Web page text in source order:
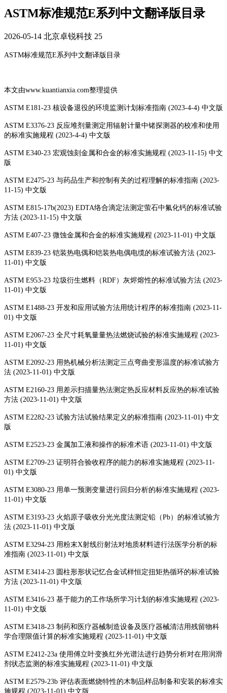
ASTM标准规范E系列中文翻译版目录
2026-05-14 北京卓锐科技 25
ASTM标准规范E系列中文翻译版目录
本文由www.kuantianxia.com整理提供
ASTM E181-23 核设备退役的环境监测计划标准指南 (2023-4-4) 中文版
ASTM E3376-23 反应堆剂量测定用辐射计量中锗探测器的校准和使用
的标准实施规程 (2023-4-4) 中文版
ASTM E340-23 宏观蚀刻金属和合金的标准实施规程 (2023-11-15) 中文
版
ASTM E2475-23 与药品生产和控制有关的过程理解的标准指南 (2023-
11-15) 中文版
ASTM E815-17b(2023) EDTA络合滴定法测定萤石中氟化钙的标准试验
方法 (2023-11-15) 中文版
ASTM E407-23 微蚀金属和合金的标准实施规程 (2023-11-01) 中文版
ASTM E839-23 铠装热电偶和铠装热电偶电缆的标准试验方法 (2023-
11-01) 中文版
ASTM E953-23 垃圾衍生燃料（RDF）灰烬熔性的标准试验方法 (2023-
11-01) 中文版
ASTM E1488-23 开发和应用试验方法用统计程序的标准指南 (2023-11-
01) 中文版
ASTM E2067-23 全尺寸耗氧量量热法燃烧试验的标准实施规程 (2023-
11-01) 中文版
ASTM E2092-23 用热机械分析法测定三点弯曲变形温度的标准试验方
法 (2023-11-01) 中文版
ASTM E2160-23 用差示扫描量热法测定热反应材料反应热的标准试验
方法 (2023-11-01) 中文版
ASTM E2282-23 试验方法试验结果定义的标准指南 (2023-11-01) 中文
版
ASTM E2523-23 金属加工液和操作的标准术语 (2023-11-01) 中文版
ASTM E2709-23 证明符合验收程序的能力的标准实施规程 (2023-11-
01) 中文版
ASTM E3080-23 用单一预测变量进行回归分析的标准实施规程 (2023-
11-01) 中文版
ASTM E3193-23 火焰原子吸收分光光度法测定铅（Pb）的标准试验方
法 (2023-11-01) 中文版
ASTM E3294-23 用粉末X射线衍射法对地质材料进行法医学分析的标
准指南 (2023-11-01) 中文版
ASTM E3414-23 圆柱形形状记忆合金试样恒定扭矩热循环的标准试验
方法 (2023-11-01) 中文版
ASTM E3416-23 基于能力的工作场所学习计划的标准实施规程 (2023-
11-01) 中文版
ASTM E3418-23 制药和医疗器械制造设备及医疗器械清洁用残留物科
学合理限值计算的标准实施规程 (2023-11-01) 中文版
ASTM E2412-23a 使用傅立叶变换红外光谱法进行趋势分析对在用润滑
剂状态监测的标准实施规程 (2023-11-01) 中文版
ASTM E2579-23b 评估表面燃烧特性的木制品样品制备和安装的标准实
施规程 (2023-11-01) 中文版